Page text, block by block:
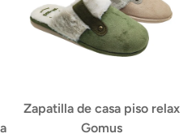
Zapatilla de casa piso relax
Gomus